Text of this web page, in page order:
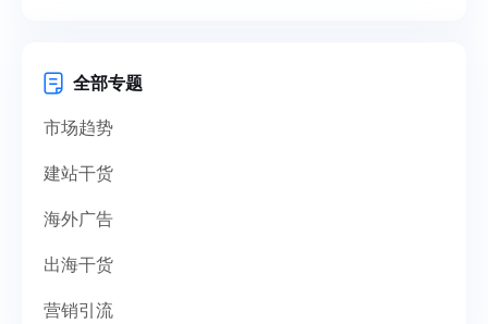
全部专题
市场趋势
建站干货
海外广告
出海干货
营销引流